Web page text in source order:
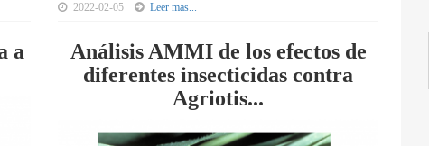
2022-02-05 Leer mas...
a
Análisis AMMI de los efectos de
diferentes insecticidas contra
Agriotis...